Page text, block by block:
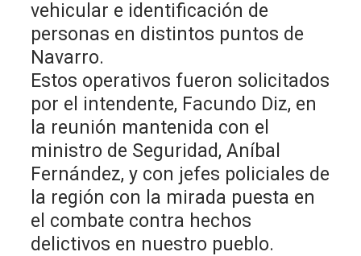
vehicular e identificación de
personas en distintos puntos de
Navarro.
Estos operativos fueron solicitados
por el intendente, Facundo Diz, en
la reunión mantenida con el
ministro de Seguridad, Aníbal
Fernández, y con jefes policiales de
la región con la mirada puesta en
el combate contra hechos
delictivos en nuestro pueblo.